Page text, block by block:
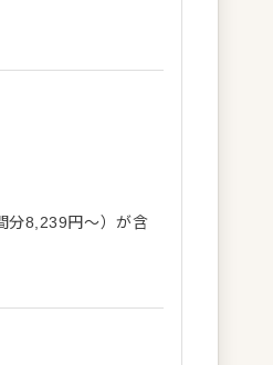
分8,239円～）が含